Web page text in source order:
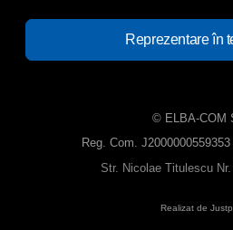
Reprezentare în
© ELBA-COM
Reg. Com.
Str. Nicolae Titulescu
Realizat de